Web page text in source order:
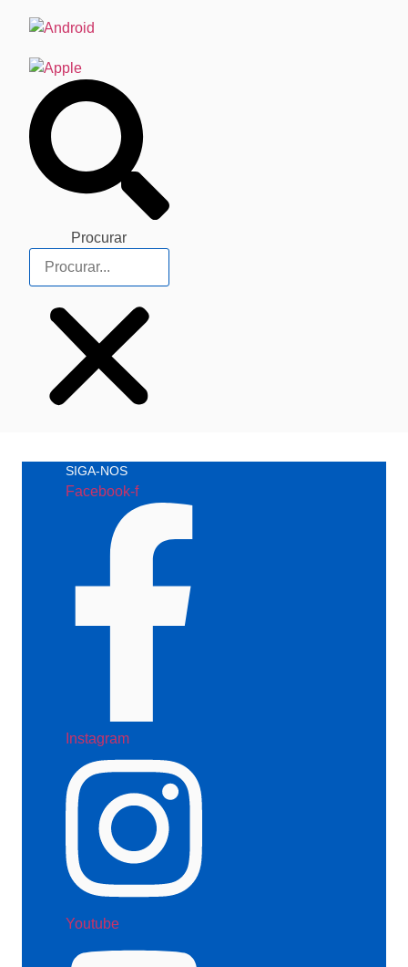
Procurar
SIGA-NOS
Facebook-f
Instagram
Youtube